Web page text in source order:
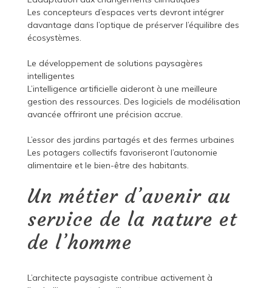
Les concepteurs d’espaces verts devront intégrer
davantage dans l’optique de préserver l’équilibre des
écosystèmes.
Le développement de solutions paysagères
intelligentes
L’intelligence artificielle aideront à une meilleure
gestion des ressources. Des logiciels de modélisation
avancée offriront une précision accrue.
L’essor des jardins partagés et des fermes urbaines
Les potagers collectifs favoriseront l’autonomie
alimentaire et le bien-être des habitants.
Un métier d’avenir au
service de la nature et
de l’homme
L’architecte paysagiste contribue activement à